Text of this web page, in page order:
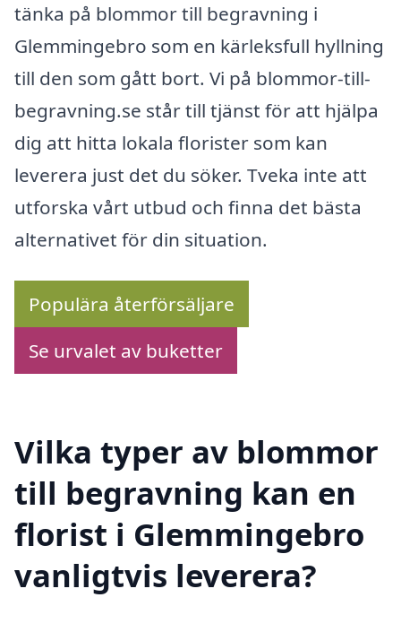
tänka på blommor till begravning i
Glemmingebro som en kärleksfull hyllning
till den som gått bort. Vi på blommor-till-
begravning.se står till tjänst för att hjälpa
dig att hitta lokala florister som kan
leverera just det du söker. Tveka inte att
utforska vårt utbud och finna det bästa
alternativet för din situation.
Populära återförsäljare
Se urvalet av buketter
Vilka typer av blommor
till begravning kan en
florist i Glemmingebro
vanligtvis leverera?